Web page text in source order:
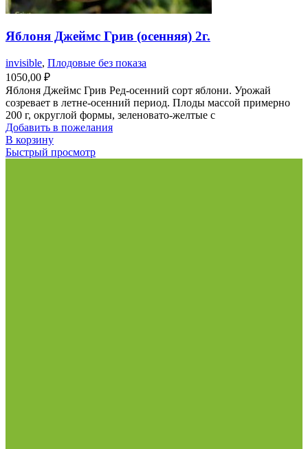
Яблоня Джеймс Грив (осенняя) 2г.
invisible, Плодовые без показа
1050,00 ₽
Яблоня Джеймс Грив Ред-осенний сорт яблони. Урожай
созревает в летне-осенний период. Плоды массой примерно
200 г, округлой формы, зеленовато-желтые с
Добавить в пожелания
В корзину
Быстрый просмотр